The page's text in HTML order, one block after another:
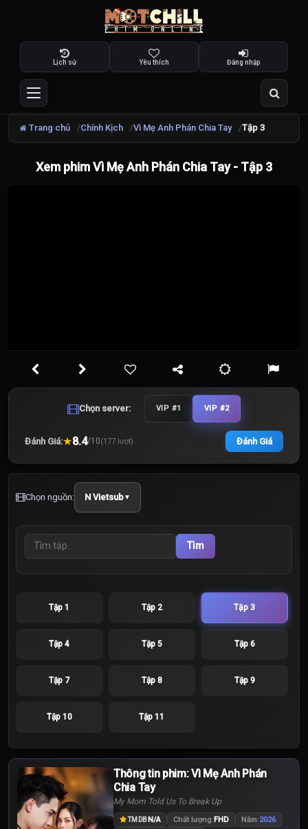
Lịch sử Yêu thích Đăng nhập
Trang chủ Chính Kịch Vì Mẹ Anh Phán Chia Tay Tập 3
Xem phim Vì Mẹ Anh Phán Chia Tay - Tập 3
Chọn server: VIP #1 VIP #2
Đánh Giá:★8.4/10(177 lượt) Đánh Giá
Chọn nguồn: N Vietsub▼
Tìm
Tập 1 Tập 2 Tập 3
Tập 4 Tập 5 Tập 6
Tập 7 Tập 8 Tập 9
Tập 10 Tập 11
Thông tin phim: Vì Mẹ Anh Phán
Chia Tay
My Mom Told Us To Break Up
TMDBN/A Chất lượng:FHD Năm:2026